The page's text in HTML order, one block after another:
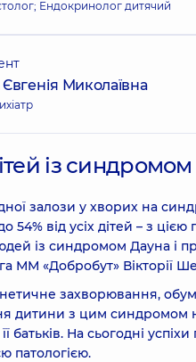
Ендокринолог дитячий
Євгенія Миколаївна
із
залози у хворих на
54% від усіх дітей – з
із синдромом Дауна і
ММ «Добробут» Вікторії
захворювання,
з цим синдромом не
батьків. На сьогодні
патологією.